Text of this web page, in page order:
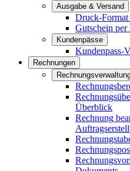
Ausgabe & Versand
Druck-Format
Gutschein
Kundenpässe
Kundenpass-
Rechnungen
Überblick
Rechnung